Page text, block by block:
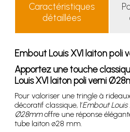
Caractéristiques
détaillées
Embout Louis XVI laiton poli
Apportez une touche
Louis XVI laiton poli verni
Pour valoriser une tringle à
décoratif classique, l’Embout
Ø28mmoffre une réponse
tube laiton ø28 mm.